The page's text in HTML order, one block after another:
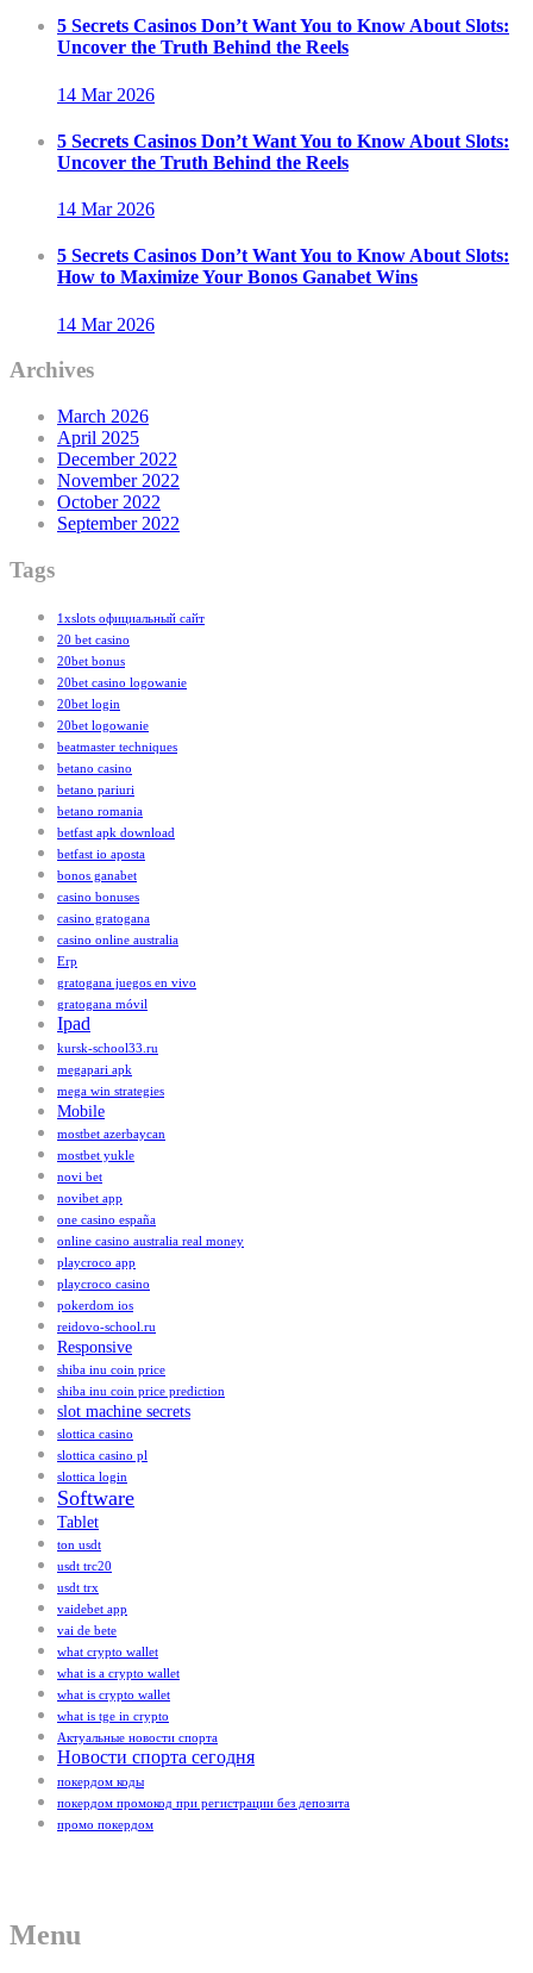
5 Secrets Casinos Don’t Want You to Know About Slots:
Uncover the Truth Behind the Reels
14 Mar2026
5 Secrets Casinos Don’t Want You to Know About Slots:
Uncover the Truth Behind the Reels
14 Mar2026
5 Secrets Casinos Don’t Want You to Know About Slots:
How to Maximize Your Bonos GanabetWins
14 Mar2026
Archives
March 2026
April 2025
December 2022
November 2022
October 2022
September 2022
Tags
1xslots официальный сайт
20 bet casino
20bet bonus
20bet casino logowanie
20bet login
20bet logowanie
beatmaster techniques
betano casino
betano pariuri
betano romania
betfast apk download
betfast io aposta
bonos ganabet
casino bonuses
casino gratogana
casino online australia
Erp
gratogana juegos en vivo
gratogana móvil
Ipad
kursk-school33.ru
megapari apk
mega win strategies
Mobile
mostbet azerbaycan
mostbet yukle
novi bet
novibet app
one casino españa
online casino australia real money
playcroco app
playcroco casino
pokerdom ios
reidovo-school.ru
Responsive
shiba inu coin price
shiba inu coin price prediction
slot machine secrets
slottica casino
slottica casino pl
slottica login
Software
Tablet
ton usdt
usdt trc20
usdt trx
vaidebet app
vai de bete
what crypto wallet
what is a crypto wallet
what is crypto wallet
what is tge in crypto
Актуальные новости спорта
Новости спорта сегодня
покердом коды
покердом промокод при регистрации без депозита
промо покердом
Menu